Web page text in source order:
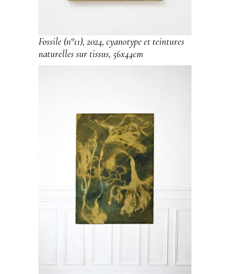
Fossile (n°11), 2024, cyanotype et teintures
naturelles sur tissus, 56x44cm